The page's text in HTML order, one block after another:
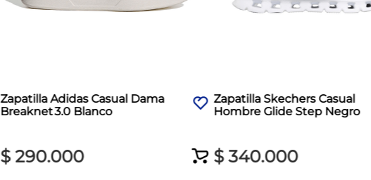
Zapatilla Adidas Casual Dama
Breaknet 3.0 Blanco
$ 290.000
Zapatilla Skechers Casual
Hombre Glide Step Negro
$ 340.000